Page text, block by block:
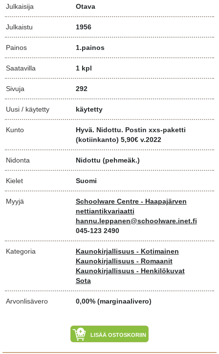
Julkaisija Otava
Julkaistu 1956
Painos 1.painos
Saatavilla 1 kpl
Sivuja 292
Uusi / käytetty käytetty
Kunto
Hyvä. Nidottu. Postin xxs-paketti
(kotiinkanto) 5,90€ v.2022
Nidonta Nidottu (pehmeäk.)
Kielet Suomi
Myyjä
Schoolware Centre - Haapajärven
nettiantikvariaatti
hannu.leppanen@schoolware.inet.fi
045-123 2490
Kategoria
Kaunokirjallisuus - Kotimainen
Kaunokirjallisuus - Romaanit
Kaunokirjallisuus - Henkilökuvat
Sota
Arvonlisävero 0,00% (marginaalivero)
LISÄÄ OSTOSKORIIN